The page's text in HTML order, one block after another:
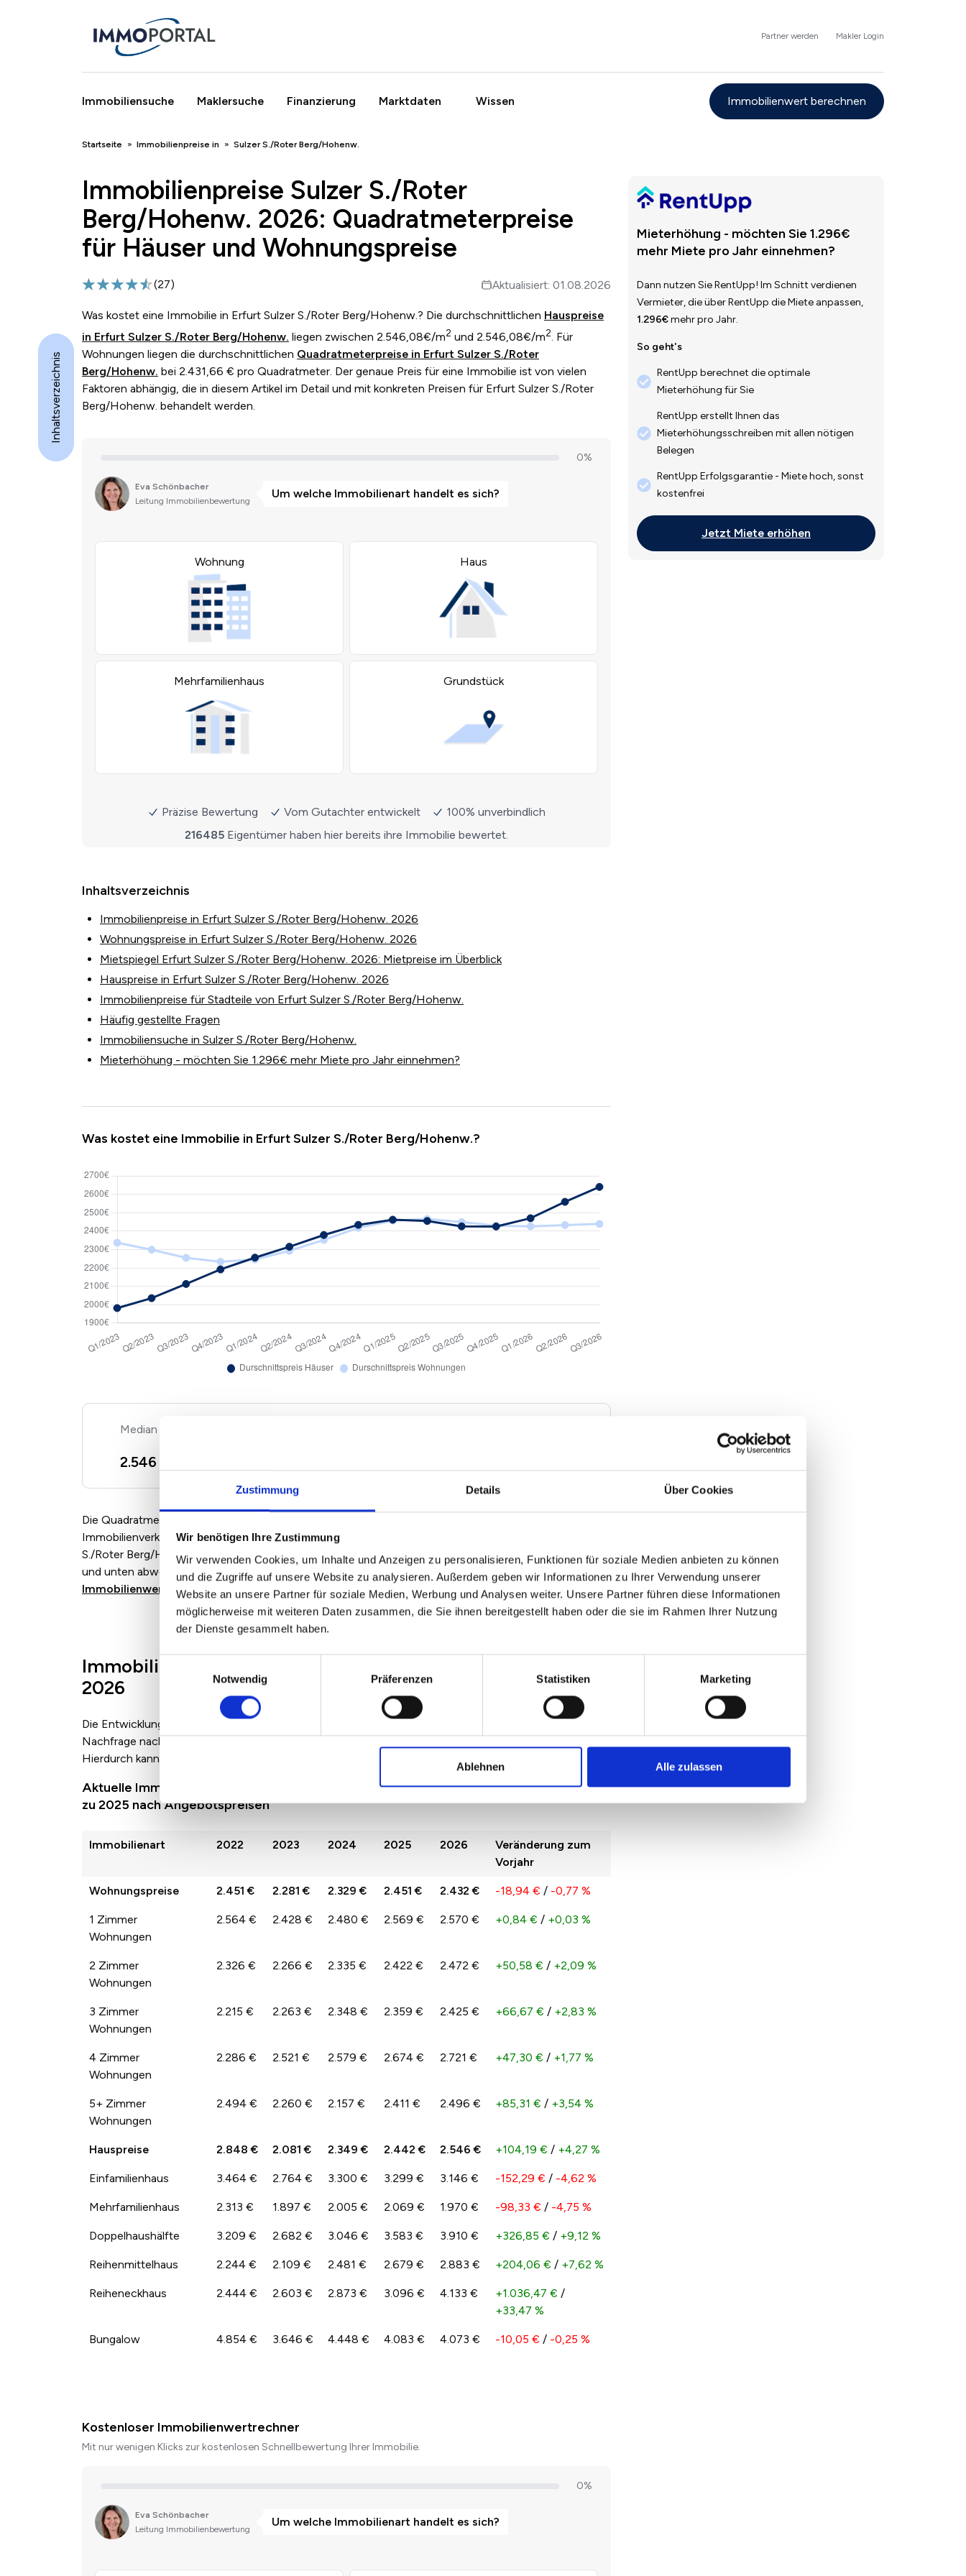
Zustimmung Details Über Cookies
Wir benötigen Ihre Zustimmung
Wir verwenden Cookies, um Inhalte und Anzeigen zu personalisieren, Funktionen für soziale Medien anbieten zu können
und die Zugriffe auf unsere Website zu analysieren. Außerdem geben wir Informationen zu Ihrer Verwendung unserer
Website an unsere Partner für soziale Medien, Werbung und Analysen weiter. Unsere Partner führen diese Informationen
möglicherweise mit weiteren Daten zusammen, die Sie ihnen bereitgestellt haben oder die sie im Rahmen Ihrer Nutzung
der Dienste gesammelt haben.
Notwendig
Präferenzen Statistiken Marketing
Ablehnen Alle zulassen
Partner werden Makler Login
Immobiliensuche Maklersuche Finanzierung Marktdaten Wissen Immobilienwert berechnen
Breadcrumb
Startseite Immobilienpreise in Sulzer S./Roter Berg/Hohenw.
Immobilienpreise Sulzer S./Roter
Berg/Hohenw. 2026: Quadratmeterpreise
für Häuser und Wohnungspreise
(27) Aktualisiert: 01.08.2026
Was kostet eine Immobilie in Erfurt Sulzer S./Roter Berg/Hohenw.? Die durchschnittlichen Hauspreise
in Erfurt Sulzer S./Roter Berg/Hohenw. liegen zwischen 2.546,08€/m2 und 2.546,08€/m2. Für
Wohnungen liegen die durchschnittlichen Quadratmeterpreise in Erfurt Sulzer S./Roter
Berg/Hohenw. bei 2.431,66 € pro Quadratmeter. Der genaue Preis für eine Immobilie ist von vielen
Faktoren abhängig, die in diesem Artikel im Detail und mit konkreten Preisen für Erfurt Sulzer S./Roter
Berg/Hohenw. behandelt werden.
Inhaltsverzeichnis
Immobilienpreise in Erfurt Sulzer S./Roter Berg/Hohenw. 2026
Wohnungspreise in Erfurt Sulzer S./Roter Berg/Hohenw. 2026
Mietspiegel Erfurt Sulzer S./Roter Berg/Hohenw. 2026: Mietpreise im Überblick
Hauspreise in Erfurt Sulzer S./Roter Berg/Hohenw. 2026
Immobilienpreise für Stadteile von Erfurt Sulzer S./Roter Berg/Hohenw.
Häufig gestellte Fragen
Immobiliensuche in Sulzer S./Roter Berg/Hohenw.
Mieterhöhung - möchten Sie 1.296€ mehr Miete pro Jahr einnehmen?
Was kostet eine Immobilie in Erfurt Sulzer S./Roter Berg/Hohenw.?
2.546 €/m
Die Quadratmeterpreise für Eigentumswohnungen und Häuser basieren auf Angebotspreisen der von
Immobilienverkäufern und Maklern angebotenen Immobilien. Echte Verkaufspreise in Erfurt Sulzer
S./Roter Berg/Hohenw. können je nach Marktlage, Zustand und Ausstattung entsprechend nach oben
und unten abweichen. Nutzen Sie für eine individuelle Bewertung einfach unseren
Immobilienwertrechner für Erfurt Sulzer S./Roter Berg/Hohenw.
Immobilienpreise in Erfurt Sulzer S./Roter Berg/Hohenw.
2026
Die Entwicklung der Immobilienpreise zwischen 2022 und 2026 spiegelt das Angebot und die
Nachfrage nach den jeweiligen Immobilienarten in Erfurt Sulzer S./Roter Berg/Hohenw. wider.
Hierdurch kann es auch zu größeren Sprüngen der Preise von Jahr zu Jahr kommen.
Aktuelle Immobilienpreise in Erfurt Sulzer S./Roter Berg/Hohenw. pro qm im Vergleich
zu 2025 nach Angebotspreisen
Immobilienart 2022 2023 2024 2025 2026
Veränderung zum
Vorjahr
Wohnungspreise 2.451 € 2.281 € 2.329 € 2.451 € 2.432 € -18,94 € / -0,77 %
1 Zimmer
Wohnungen
2.564 € 2.428 € 2.480 € 2.569 € 2.570 € +0,84 € / +0,03 %
2 Zimmer
Wohnungen
2.326 € 2.266 € 2.335 € 2.422 € 2.472 € +50,58 € / +2,09 %
3 Zimmer
Wohnungen
2.215 € 2.263 € 2.348 € 2.359 € 2.425 € +66,67 € / +2,83 %
4 Zimmer
Wohnungen
2.286 € 2.521 € 2.579 € 2.674 € 2.721 € +47,30 € / +1,77 %
5+ Zimmer
Wohnungen
2.494 € 2.260 € 2.157 € 2.411 € 2.496 € +85,31 € / +3,54 %
Hauspreise 2.848 € 2.081 € 2.349 € 2.442 € 2.546 € +104,19 € / +4,27 %
Einfamilienhaus 3.464 € 2.764 € 3.300 € 3.299 € 3.146 € -152,29 € / -4,62 %
Mehrfamilienhaus 2.313 € 1.897 € 2.005 € 2.069 € 1.970 € -98,33 € / -4,75 %
Doppelhaushälfte 3.209 € 2.682 € 3.046 € 3.583 € 3.910 € +326,85 € / +9,12 %
Reihenmittelhaus 2.244 € 2.109 € 2.481 € 2.679 € 2.883 € +204,06 € / +7,62 %
Reiheneckhaus 2.444 € 2.603 € 2.873 € 3.096 € 4.133 € +1.036,47 € /
+33,47 %
Bungalow 4.854 € 3.646 € 4.448 € 4.083 € 4.073 € -10,05 € / -0,25 %
Kostenloser Immobilienwertrechner
Mit nur wenigen Klicks zur kostenlosen Schnellbewertung Ihrer Immobilie.
Mieterhöhung - möchten Sie 1.296€
mehr Miete pro Jahr einnehmen?
Dann nutzen Sie RentUpp! Im Schnitt verdienen
Vermieter, die über RentUpp die Miete anpassen,
1.296€mehr pro Jahr.
So geht's
RentUpp berechnet die optimale
Mieterhöhung für Sie
RentUpp erstellt Ihnen das
Mieterhöhungsschreiben mit allen nötigen
Belegen
RentUpp Erfolgsgarantie - Miete hoch, sonst
kostenfrei
Jetzt Miete erhöhen
Inhaltsverzeichnis